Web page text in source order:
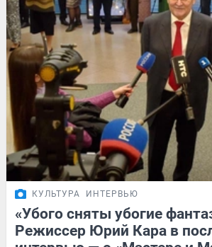
КУЛЬТУРА ИНТЕРВЬЮ
«Убого сняты убогие
Режиссер Юрий Кара в